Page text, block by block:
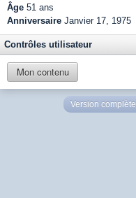
Âge 51 ans
Anniversaire Janvier 17, 1975
Contrôles utilisateur
Mon contenu
Version complète